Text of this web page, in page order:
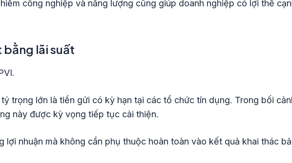
công nghiệp và năng lượng cũng giúp doanh nghiệp có lợi thế
bằng lãi suất
trọng lớn là tiền gửi có kỳ hạn tại các tổ chức tín dụng. Trong bối
này được kỳ vọng tiếp tục cải thiện.
nhuận mà không cần phụ thuộc hoàn toàn vào kết quả khai thác